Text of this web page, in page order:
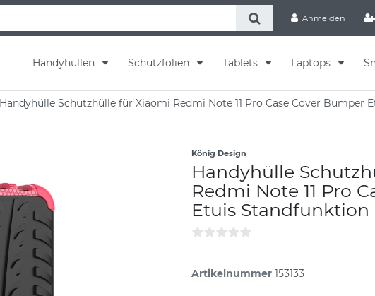
Anmelden
Handyhüllen Schutzfolien Tablets Laptops
Handyhülle Schutzhülle für Xiaomi Redmi Note 11 Pro Case Cover Bumper
König Design
Handyhülle
Redmi Note 11 Pro
Etuis Standfunktion
Artikelnummer 153133